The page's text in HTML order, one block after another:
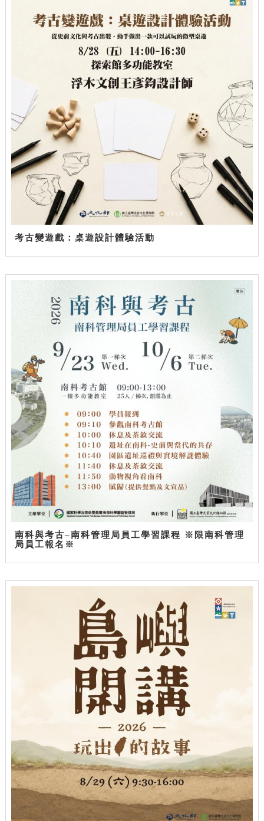
考古變遊戲：桌遊設計體驗活動
南科與考古–南科管理局員工學習課程 ※限南科管理
局員工報名※